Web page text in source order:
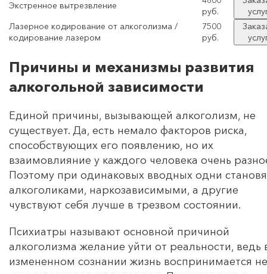
Экстренное вытрезвление
руб.
Лазерное кодирование от алкоголизма /
кодирование лазером
7500
руб.
Причины и механизмы развития
алкогольной зависимости
Единой причины, вызывающей алкоголизм, не
существует. Да, есть немало факторов риска,
способствующих его появлению, но их
взаимовлияние у каждого человека очень
Поэтому при одинаковых вводных одни
алкоголиками, наркозависимыми, а другие
чувствуют себя лучше в трезвом состоянии.
Психиатры называют основной причиной
алкоголизма желание уйти от реальности, ведь
измененном сознании жизнь воспринимается не